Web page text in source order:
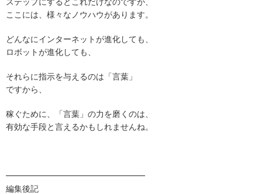
ここには、様々なノウハウがあります。
どんなにインターネットが進化しても、
ロボットが進化しても、
それらに指示を与えるのは「言葉」
ですから、
稼ぐために、「言葉」の力を磨くのは、
有効な手段と言えるかもしれませんね。
━━━━━━━━━━━━━━━━━
編集後記